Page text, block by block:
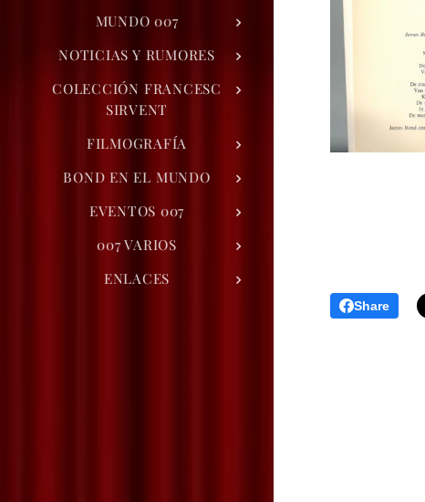
MUNDO 007
NOTICIAS Y RUMORES
COLECCIÓN FRANCESC
SIRVENT
FILMOGRAFÍA
BOND EN EL MUNDO
EVENTOS 007
007 VARIOS
ENLACES
Share